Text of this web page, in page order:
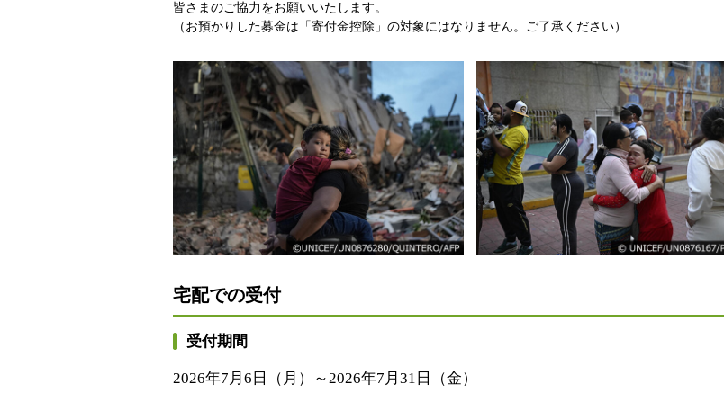
皆さまのご協力をお願いいたします。
（お預かりした募金は「寄付金控除」の対象にはなりません。ご了承ください）
宅配での受付
受付期間
2026年7月6日（月）～2026年7月31日（金）